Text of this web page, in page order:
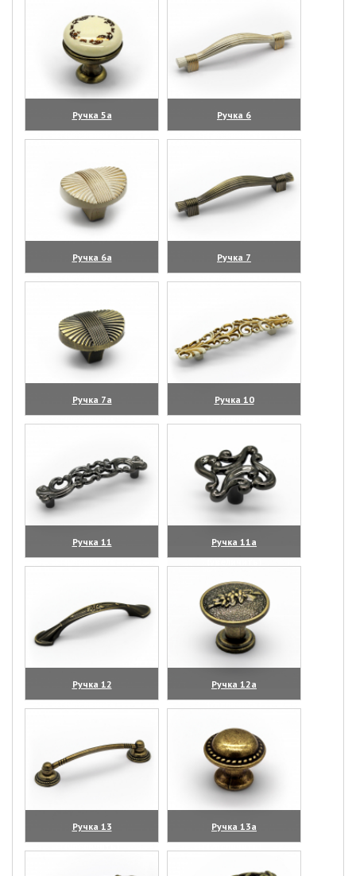
Ручка 5а
(увеличить)
Ручка 6
(увеличить)
Ручка 6а
(увеличить)
Ручка 7
(увеличить)
Ручка 7а
(увеличить)
Ручка 10
(увеличить)
Ручка 11
(увеличить)
Ручка 11а
(увеличить)
Ручка 12
(увеличить)
Ручка 12а
(увеличить)
Ручка 13
(увеличить)
Ручка 13а
(увеличить)